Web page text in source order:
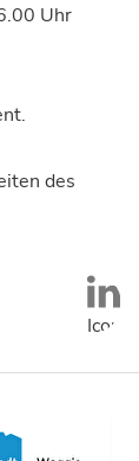
Uhr
des
Icon